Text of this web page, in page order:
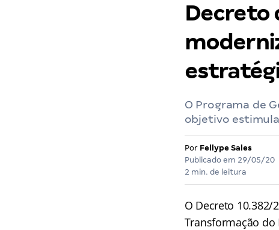
Decreto
O Programa de
objetivo
Por Fellype Sales
Publicado em 29/05/20
2 min. de leitura
O Decreto 10.382/
Transformação